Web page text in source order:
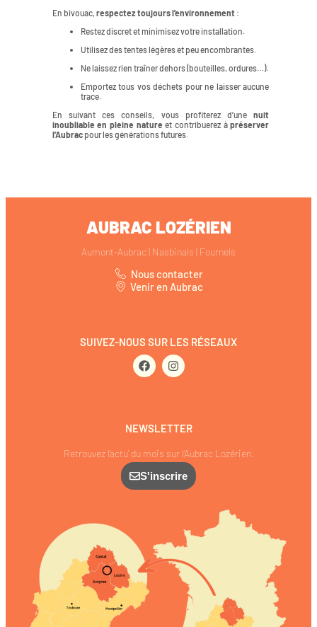
En bivouac, respectez toujours l’environnement:
Restez discret et minimisez votre installation.
Utilisez des tentes légères et peu encombrantes.
Ne laissez rien traîner dehors (bouteilles, ordures…).
Emportez tous vos déchets pour ne laisser aucune
trace.
En suivant ces conseils, vous profiterez d’unenuit
inoubliable en pleine nature et contribuerez àpréserver
l’Aubracpour les générations futures.
AUBRAC LOZÉRIEN
Aumont-Aubrac | Nasbinals | Fournels
Nous contacter
Venir en Aubrac
SUIVEZ-NOUS SUR LES RÉSEAUX
NEWSLETTER
Retrouvez l’actu’ du mois sur l’Aubrac Lozérien.
S'inscrire